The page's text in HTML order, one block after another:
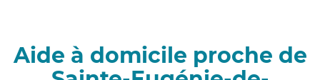
Aide à domicile proche de